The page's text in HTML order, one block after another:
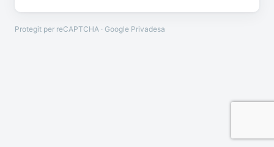
Protegit per reCAPTCHA · Google Privadesa